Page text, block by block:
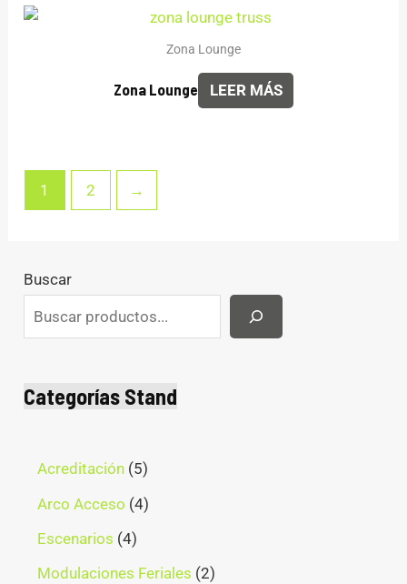
Zona Lounge
Zona Lounge LEER MÁS
1 2 →
Buscar
Categorías Stand
Acreditación 5
Arco Acceso 4
Escenarios 4
Modulaciones Feriales 2